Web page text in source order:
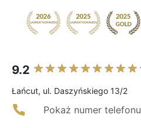
9.2
Łańcut, ul. Daszyńskiego 13/2
Pokaż numer telefonu